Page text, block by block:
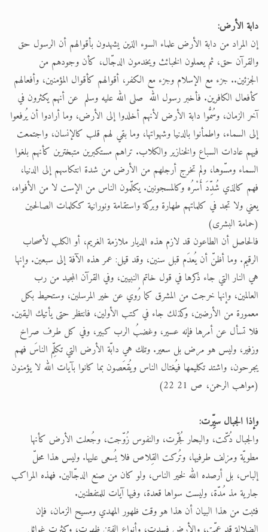
دابة الأرض:
إن المراد من دابة الأرض علماء السوء الذين يشهدون بأقوالهم أن الرسول حق
والقرآن حق، ثم يعملون الخبائث ويخدمون الدجّال، كأن وجودهم من
الجزئين.. جزء مع الإسلام وجزء مع الكفر، أقوالهم كأقوال المؤمنين، وأفعالهم
كأفعال الكافرين. فأخبر رسول الله صلى الله عليه وسلم عن أنهم يكثرون في
آخر الزمان، وسُمُّوا دابة الأرض لأنهم أخلدوا إلى الأرض، وما أرادوا أن يُرفعوا
إلى السماء، واطمأنوا بالدنيا وشهواتها، وما بقي لهم قلب كالإنسان، واجتمعت
فيهم عادات السباع والخنازير والكلاب. تراهم مستكبرين متبخترين كأنهم بلغوا
السماء ومسّوها، ولم تخرج أرجلهم من الأرض من شدة انتكاسهم إلى الدنيا،
فهم كالذي شُدِّدَ أَسْرُه وكالمسجونين. يكلّمون الناس من الإست لا من الأفواه،
يعني ولا تجد في كلماتهم طهارة وبركة واستقامة ونورانية ككلمات الصالحين
(حمامة البشرى)
فالحاصل أن الطاعون قد لازم هذه الديار ملازمة الغريم، أو الكلب لأصحاب
الرقيم. وما أظنّ أن يُعدَم قبل سنين، وقد قيل: عمر هذه الآفة إلى سبعين. وإنها
هي النار التي جاء ذكرها في قول خاتم النبيين، وفي القرآن المجيد من رب
العالمين، وإنها خرجت من المشرق كما رُوي عن خير المرسلين، وستحيط بكل
معمورة من الأرضين، وكذلك جاء في كتب الأولين، فانتظر حتى يأتيك اليقين.
فلا تسأل عن أمرها فإنه عسير، وغضبُ الرب كبير، وفي كل طرف صراخ
وزفير، وليس هو مرض بل سعير. وتلك هي دابّة الأرض التي تكلِّم الناسَ فهم
يجرحون، واشتد تكليمها فيُغتال الناس ويُقعَصون بما كانوا بآيات الله لا يؤمنون
(مواهب الرحمن، ص 21 22)
وإذا الجبال سيِّرت:
والجبال دُكّت، والبحار فُجّرت، والنفوس زُوّجت، وجُعلت الأرض كأنها
مطويّة ومزلف طرفيها، وتُركت القِلاص فلا يُسعى عليها. وليس هذا محلّ
إلباس، بل أرصده الله لخير الناس، ولو كان من صنع الدجّالين. فهذه المراكب
جارية مذ مُدّة، وليست سواها قعدة، وفيها آيات للمتفطنين.
فثبت من هذا البيان أن هذا هو وقت ظهور المهدي ومسيح الزمان، فإن